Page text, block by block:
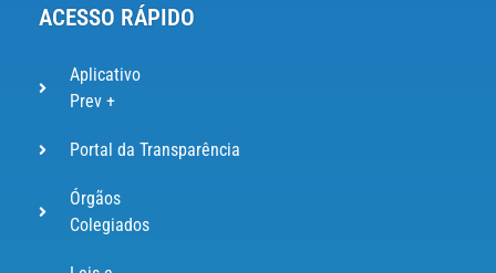
ACESSO RÁPIDO
Aplicativo
Prev +
Portal da Transparência
Órgãos
Colegiados